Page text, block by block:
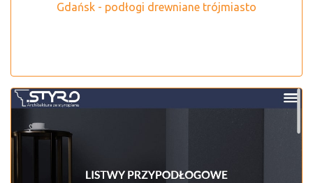
Gdańsk - podłogi drewniane trójmiasto